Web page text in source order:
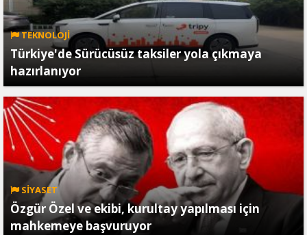
TEKNOLOJİ
Türkiye'de Sürücüsüz taksiler yola çıkmaya
hazırlanıyor
SİYASET
Özgür Özel ve ekibi, kurultay yapılması için
mahkemeye başvuruyor